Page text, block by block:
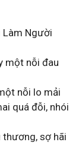
Làm Người
một nỗi đau
nỗi lo mải
quá đỗi, nhói
thương, sợ hãi